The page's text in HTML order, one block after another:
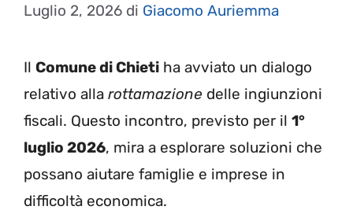
Luglio 2, 2026 di Giacomo Auriemma
Il Comune di Chieti ha avviato un dialogo
relativo alla rottamazione delle ingiunzioni
fiscali. Questo incontro, previsto per il 1°
luglio 2026, mira a esplorare soluzioni che
possano aiutare famiglie e imprese in
difficoltà economica.